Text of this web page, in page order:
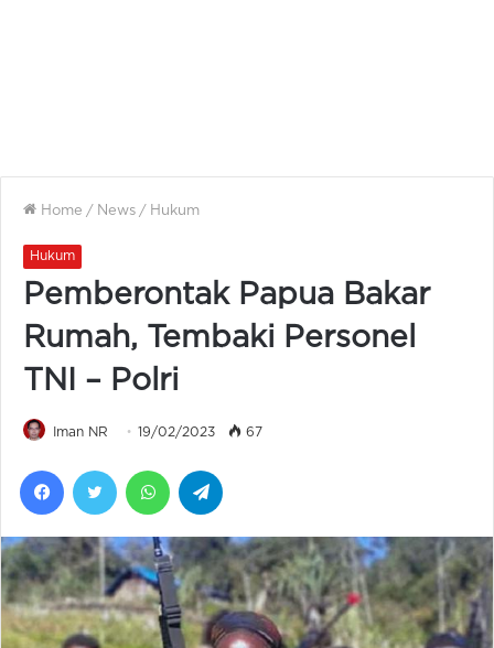
Home / News / Hukum
Hukum
Pemberontak Papua Bakar
Rumah, Tembaki Personel
TNI – Polri
Iman NR 19/02/2023 67
FacebookTwitter WhatsApp